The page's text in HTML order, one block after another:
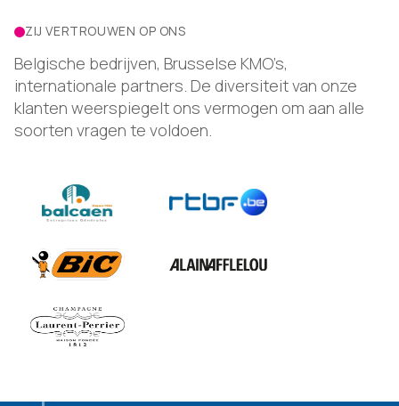
ZIJ VERTROUWEN OP ONS
Belgische bedrijven, Brusselse KMO’s,
internationale partners. De diversiteit van onze
klanten weerspiegelt ons vermogen om aan alle
soorten vragen te voldoen.